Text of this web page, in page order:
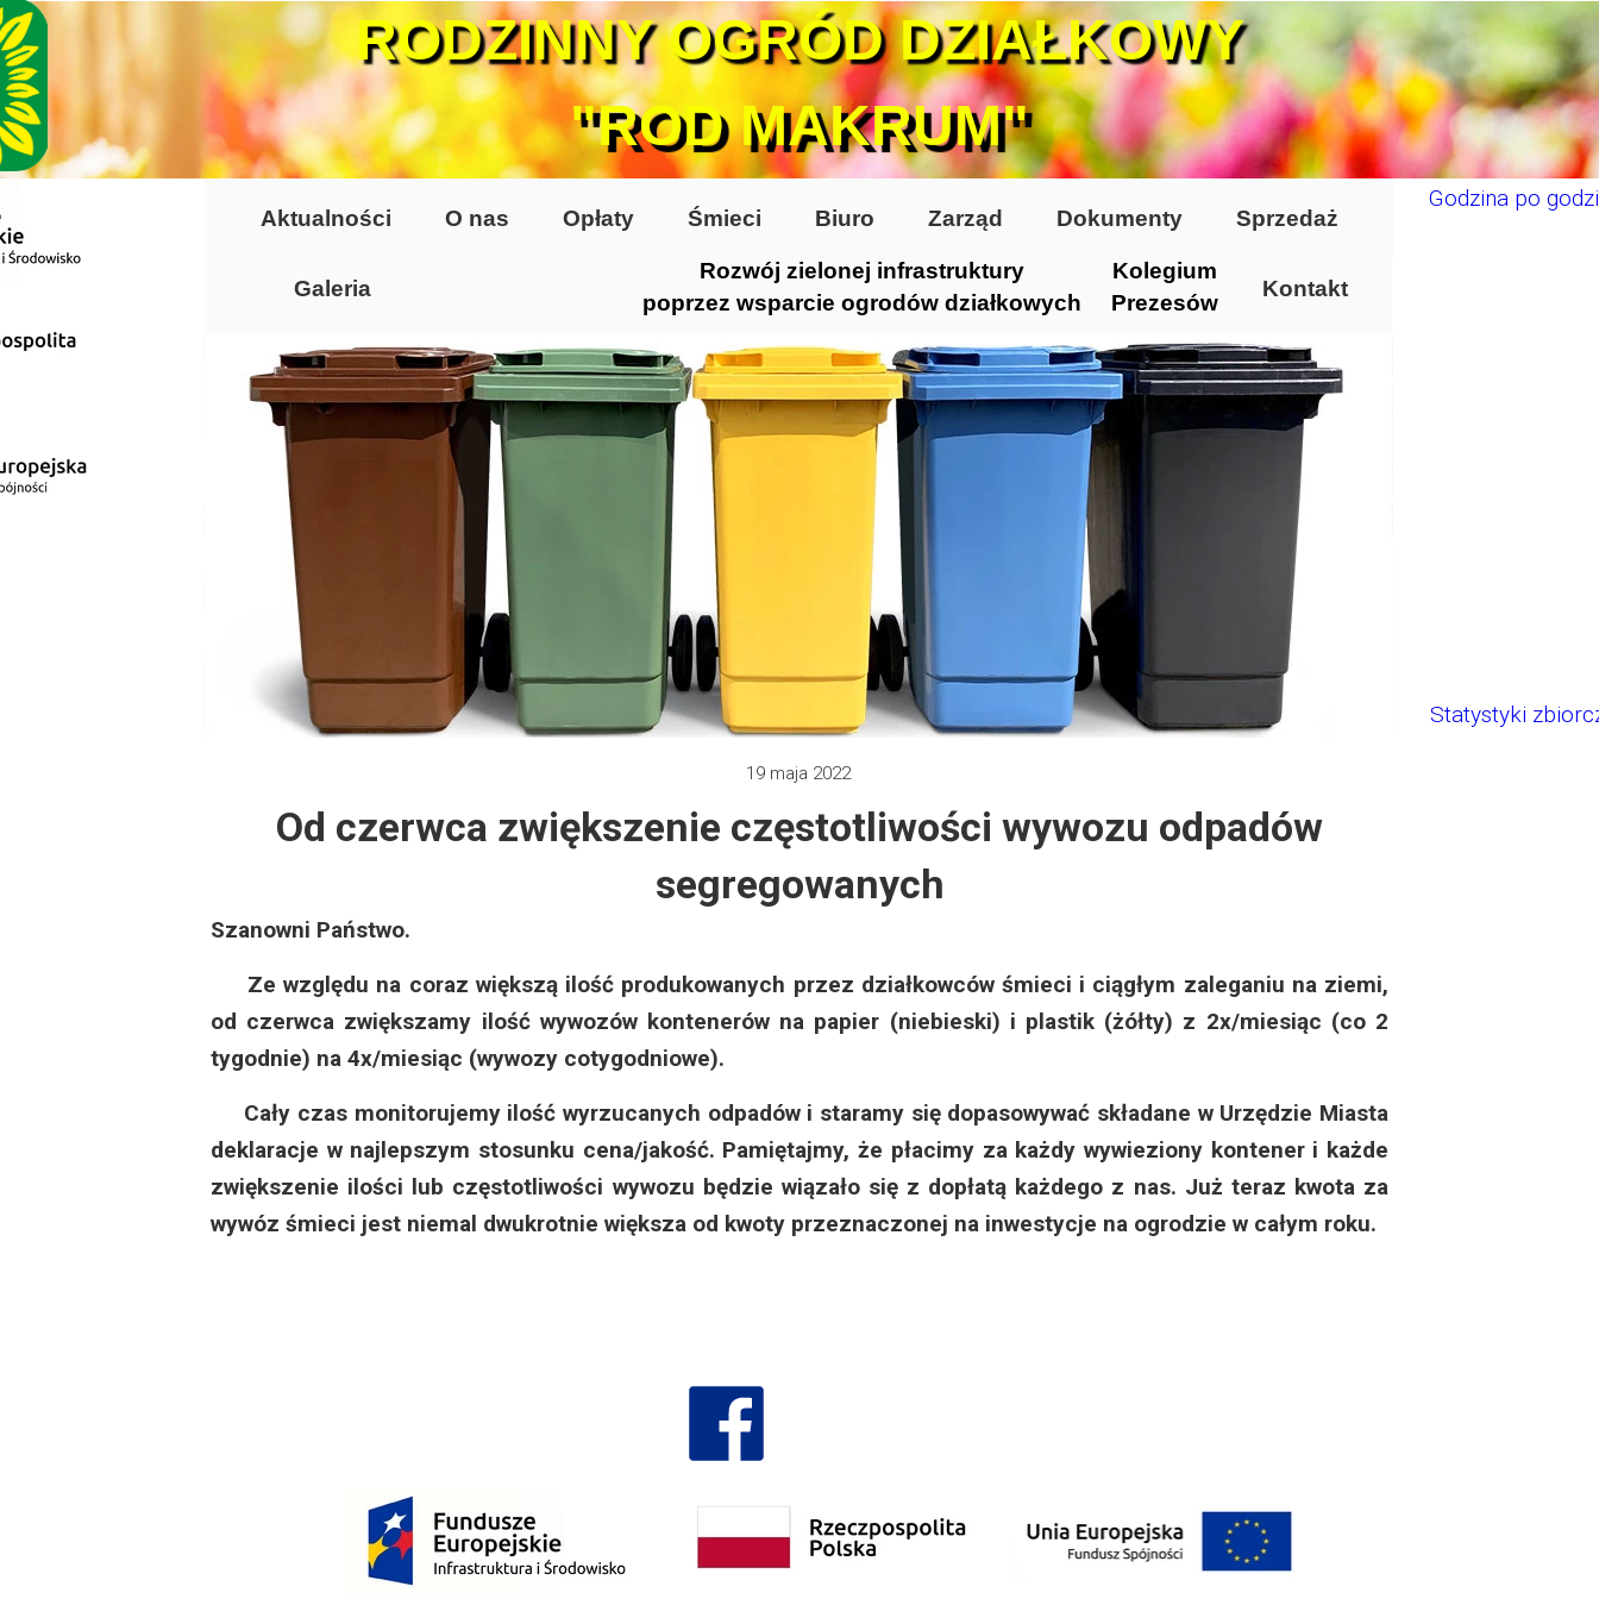
Kolegium
Prezesów
Rozwój zielonej infrastruktury
poprzez wsparcie ogrodów działkowych
Galeria
Lata 70-te, lata 80-te
Altany lata 70-te, 80-te
Dzień Działkowca 2005
Dzień Działkowca 2006
Dzień Działkowca 2012
Protest w Warszawie 2013
Protest w Bydgoszczy 2013
Dzień Działkowca 2014
Dzień Działkowca 2022
Dzień Działkowca 2023
Dzień Działkowca 2024
Dzień Działkowca 2025
Aktualności O nas Opłaty Śmieci Biuro Zarząd Dokumenty Sprzedaż
Kontakt
Statystyki
Godzina po
RODZINNY OGRÓD DZIAŁKOWY
"ROD MAKRUM"
19 maja 2022
Od czerwca zwiększenie częstotliwości wywozu odpadów
segregowanych
Szanowni Państwo.
Ze względu na coraz większą ilość produkowanych przez działkowców śmieci i ciągłym zaleganiu na ziemi,
od czerwca zwiększamy ilość wywozów kontenerów na papier (niebieski) i plastik (żółty) z 2x/miesiąc (co 2
tygodnie) na 4x/miesiąc (wywozy cotygodniowe).
Cały czas monitorujemy ilość wyrzucanych odpadów i staramy się dopasowywać składane w Urzędzie Miasta
deklaracje w najlepszym stosunku cena/jakość. Pamiętajmy, że płacimy za każdy wywieziony kontener i każde
zwiększenie ilości lub częstotliwości wywozu będzie wiązało się z dopłatą każdego z nas. Już teraz kwota za
wywóz śmieci jest niemal dwukrotnie większa od kwoty przeznaczonej na inwestycje na ogrodzie w całym roku.